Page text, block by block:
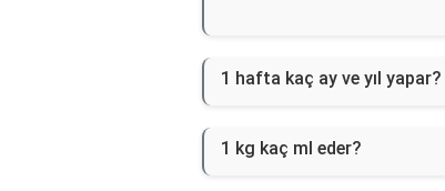
1 hafta kaç ay ve yıl yapar?
1 kg kaç ml eder?